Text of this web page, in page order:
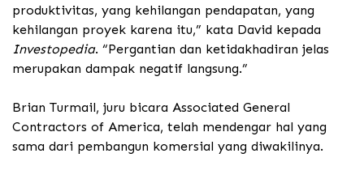
produktivitas, yang kehilangan pendapatan, yang
kehilangan proyek karena itu,” kata David kepada
Investopedia. “Pergantian dan ketidakhadiran jelas
merupakan dampak negatif langsung.”
Brian Turmail, juru bicara Associated General
Contractors of America, telah mendengar hal yang
sama dari pembangun komersial yang diwakilinya.